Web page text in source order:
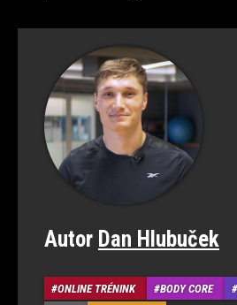
Autor Dan Hlubuček
ONLINE TRÉNINK BODY CORE